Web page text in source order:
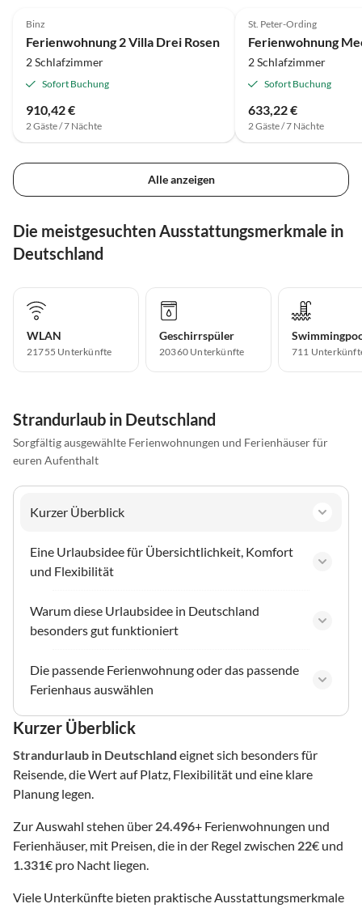
Binz
Ferienwohnung 2 Villa Drei Rosen
2 Schlafzimmer
Sofort Buchung
910,42 €
2 Gäste / 7 Nächte
St. Peter-Ording
Ferienwohnung
2 Schlafzimmer
Sofort Buchung
633,22 €
2 Gäste / 7 Nächte
Alle anzeigen
Die meistgesuchten Ausstattungsmerkmale in
Deutschland
WLAN
21755 Unterkünfte
Geschirrspüler
20360 Unterkünfte 711
Strandurlaub in Deutschland
Sorgfältig ausgewählte Ferienwohnungen und Ferienhäuser für
euren Aufenthalt
Kurzer Überblick
Eine Urlaubsidee für Übersichtlichkeit, Komfort
und Flexibilität
Warum diese Urlaubsidee in Deutschland
besonders gut funktioniert
Die passende Ferienwohnung oder das passende
Ferienhaus auswählen
Kurzer Überblick
Strandurlaub in Deutschland eignet sich besonders für
Reisende, die Wert auf Platz, Flexibilität und eine klare
Planung legen.
Zur Auswahl stehen über 24.496+ Ferienwohnungen und
Ferienhäuser, mit Preisen, die in der Regel zwischen 22€ und
1.331€ pro Nacht liegen.
Viele Unterkünfte bieten praktische Ausstattungsmerkmale